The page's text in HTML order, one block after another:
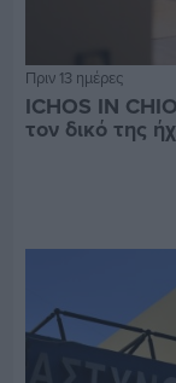
Πριν 13 ημέρες
ICHOS IN
τον δικό της